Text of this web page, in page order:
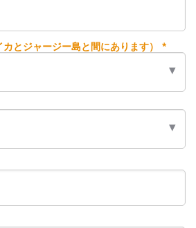
カとジャージー島と間にあります） *